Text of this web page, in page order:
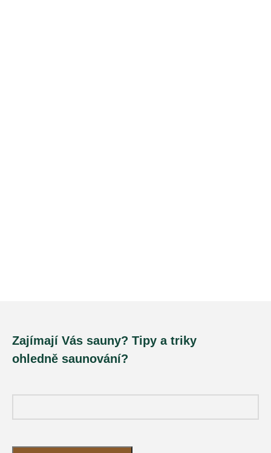
Zajímají Vás sauny? Tipy a triky
ohledně saunování?